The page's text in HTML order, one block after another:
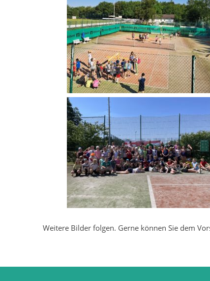
Weitere Bilder folgen. Gerne können Sie dem